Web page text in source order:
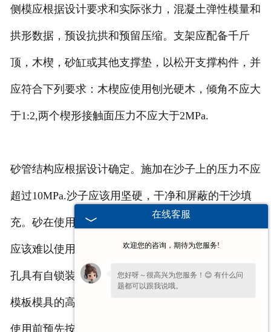
侧模应根据设计要求和实际张力，混凝土弹性模量和
拱形数据，预设抗拱和预留压缩。支架应配备千斤
顶，木楔，砂缸或其他支撑垫，以松开支撑构件，并
应符合下列要求：木楔应使用刨光硬木，倾角不应大
于1:2,两个楔形接触面压力不应大于2MPa.
砂管结构应根据设计确定。施加在沙子上的压力不应
超过10MPa.沙子应该用坚硬，干净和屏蔽的干沙填
充。砂在使用前应预先加载设计载荷；砂管上的间隙
应该难以使用。破裂和拉伸的腻子填料。支撑垫的插
孔具有自锁装置。为了消除支架的非弹性变形，确定
模板模具的高度，以及现浇混凝土结构的支架。d在
使用前预先按模板和支架应在使用过程中定期检查。
在线客服
欢迎您的咨询，期待为您服务!
您好呀～很高兴为您服务！😊 有什么问
题都可以跟我说哦。